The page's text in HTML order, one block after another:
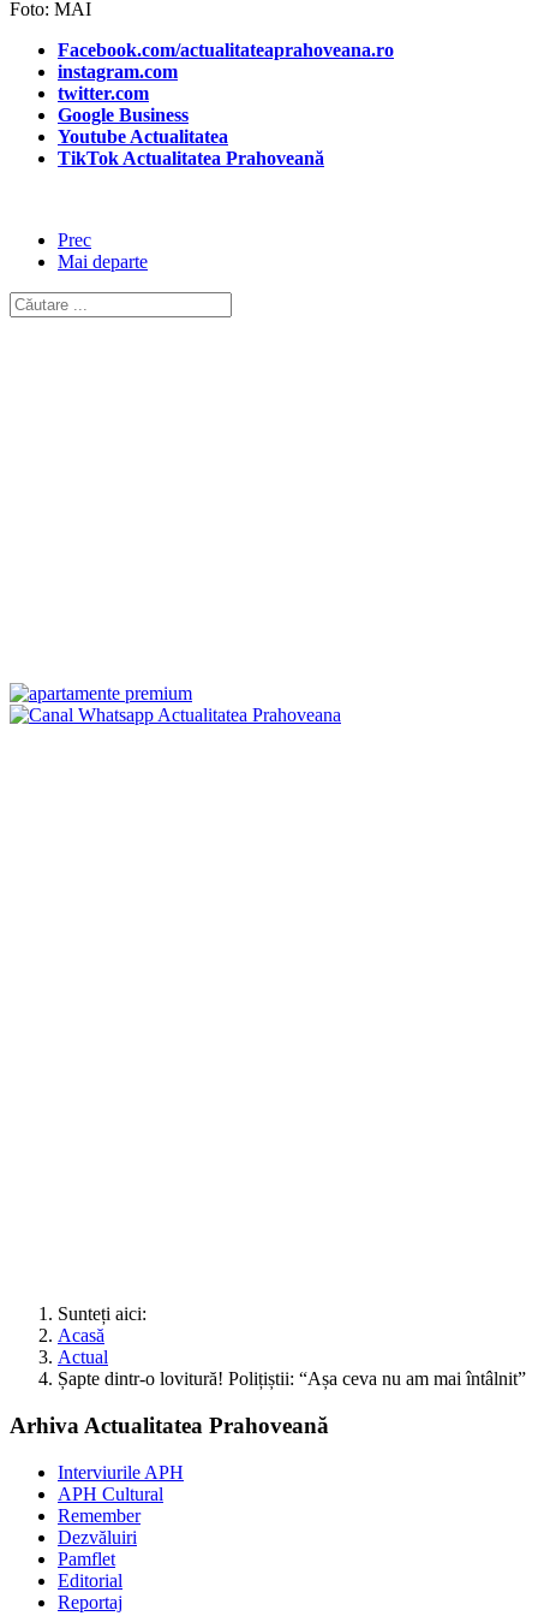
Foto: MAI
Facebook.com/actualitateaprahoveana.ro
instagram.com
twitter.com
Google Business
Youtube Actualitatea
TikTok Actualitatea Prahoveană
Prec
Mai departe
Sunteți aici:
Acasă
Actual
Șapte dintr-o lovitură! Polițiștii: “Așa ceva nu am mai întâlnit”
Arhiva Actualitatea Prahoveană
Interviurile APH
APH Cultural
Remember
Dezvăluiri
Pamflet
Editorial
Reportaj